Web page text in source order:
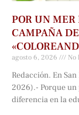
POR UN MER
CAMPAÑA
agosto 6, 2026 No
Redacción. En
2026).- Porque un
diferencia en la